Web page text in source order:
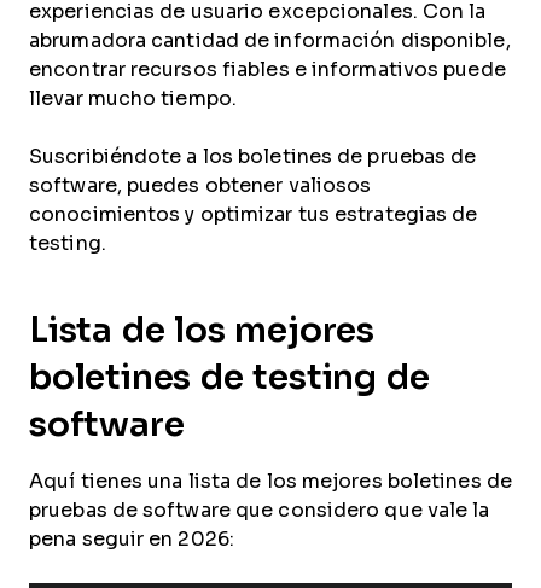
experiencias de usuario excepcionales. Con la
abrumadora cantidad de información disponible,
encontrar recursos fiables e informativos puede
llevar mucho tiempo.
Suscribiéndote a los boletines de pruebas de
software, puedes obtener valiosos
conocimientos y optimizar tus estrategias de
testing.
Lista de los mejores
boletines de testing de
software
Aquí tienes una lista de los mejores boletines de
pruebas de software que considero que vale la
pena seguir en 2026: